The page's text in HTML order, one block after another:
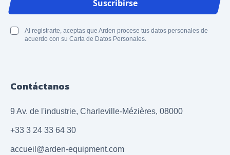
Suscribirse
Al registrarte, aceptas que Arden procese tus datos personales de
acuerdo con su Carta de Datos Personales.
Contáctanos
9 Av. de l'industrie, Charleville-Mézières, 08000
+33 3 24 33 64 30
accueil@arden-equipment.com